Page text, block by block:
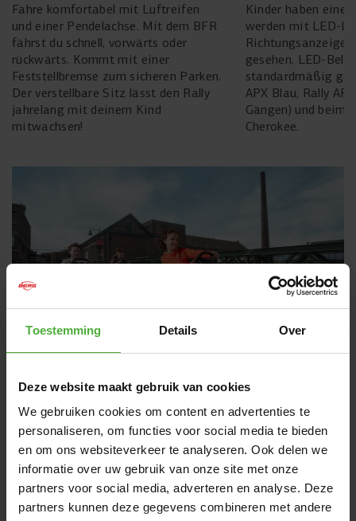
Toestemming Details Over
Deze website maakt gebruik van cookies
We gebruiken cookies om content en advertenties te
personaliseren, om functies voor social media te bieden
en om ons websiteverkeer te analyseren. Ook delen we
informatie over uw gebruik van onze site met onze
partners voor social media, adverteren en analyse. Deze
partners kunnen deze gegevens combineren met andere
Fahre komfortabel mit Luftreifen
und einer Pendelachse. Mit dem BFR
fährst du schnell, vorwärts oder
rückwärts. Kommt mit einer
Feststellbremse zum sicheren Parken.
Der verstellbare Sitz lässt den Rally
jahrelang mit deinem Kind
mitwachsen!
Kinder haben eine
werden mit LED-
gesehen. LED-
standardmäßig
APX Blau, Rally
Gängen) und beim
Cherokee.
BERG RALLY
MADE FOR REAL RACERS
Schon als Kind sitzt man gerne hinterm Steuer, und Kinder
wissen genau, was ihnen gefällt. Beim Rally kannst du
verschiedene Optionen wählen: robust oder schnell, und es
gibt viele Farben. Egal, welches Rally Gokart du auswählst,